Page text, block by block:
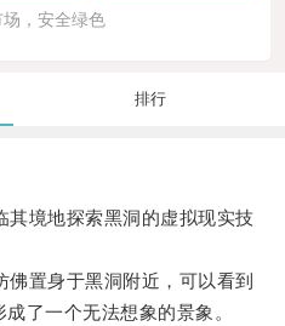
，安全绿色
排行
境地探索黑洞的虚拟现实技
置身于黑洞附近，可以看到
了一个无法想象的景象。